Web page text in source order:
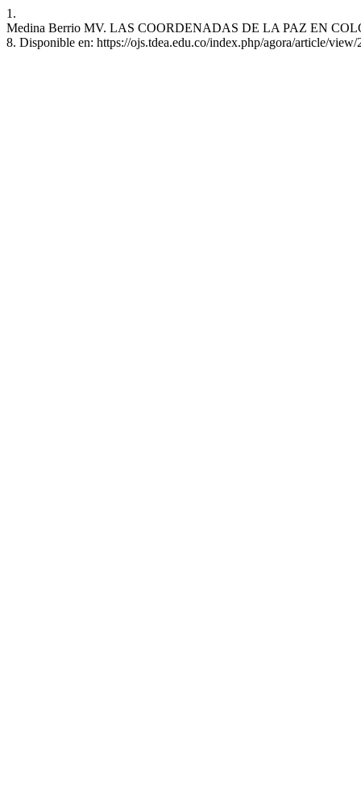
1.
Medina Berrio MV. LAS COORDENADAS DE LA PAZ EN
8. Disponible en: https://ojs.tdea.edu.co/index.php/agora/article/view/